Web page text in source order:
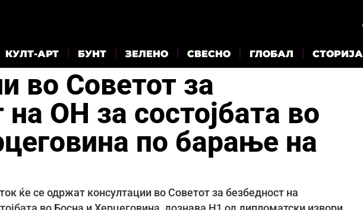
КУЛТ-АРТ БУНТ ЗЕЛЕНО СВЕСНО ГЛОБАЛ СТОРИЈА
во Советот за
ОН за состојбата во
по барање на
ќе се одржат консултации во Советот за безбедност на